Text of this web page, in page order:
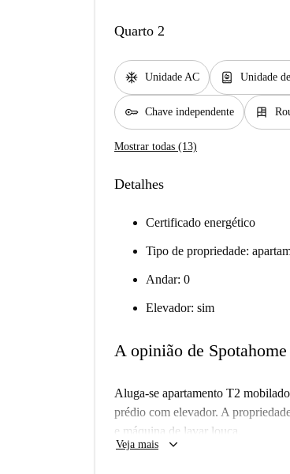
Quarto 2
ac_unit Unidade AC water_heater Unidade
key Chave independente dresser
Mostrar todas (13)
Detalhes
Certificado energético
Tipo de propriedade:
Andar: 0
Elevador: sim
A opinião de Spotahome
Aluga-se apartamento T2
prédio com elevador. A
e máquina de lavar louça.
Veja mais keyboard_arrow_down